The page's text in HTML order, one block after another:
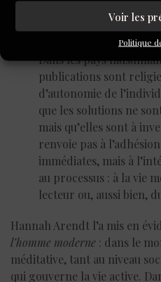
Voir les
Politique
raciste, sexiste, antisémite,
(in :Outils, op. cit., p.15-16 et
Dans les pays
publications sont
d’autonomie de
que les solutions ne
mais qu’elles sont à
renvoie pas à
immédiates, mais à
au processus : à la vie
lecteur ou, aussi bien,
Hannah Arendt l’a mis en
l’homme moderne : dans le
méditative, tant au niveau
qui gouverne la vie active.